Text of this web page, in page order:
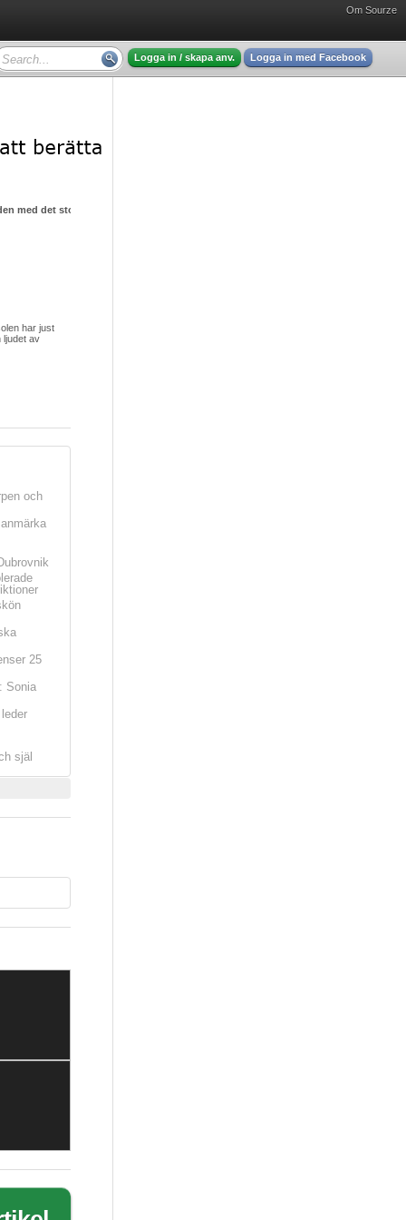
Om Sourze
Logga in / skapa anv. Logga in med Facebook
med det stora hjärtat
har just
ljudet av
och
25
Sonia
själ